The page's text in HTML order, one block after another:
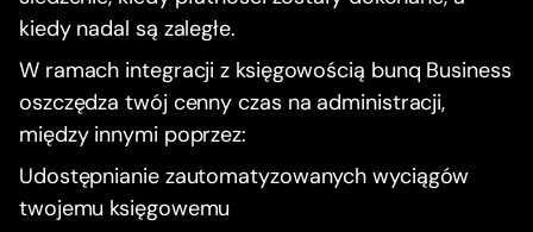
kiedy nadal są zaległe.
W ramach integracji z księgowością bunq Business
oszczędza twój cenny czas na administracji,
między innymi poprzez:
Udostępnianie zautomatyzowanych wyciągów
twojemu księgowemu